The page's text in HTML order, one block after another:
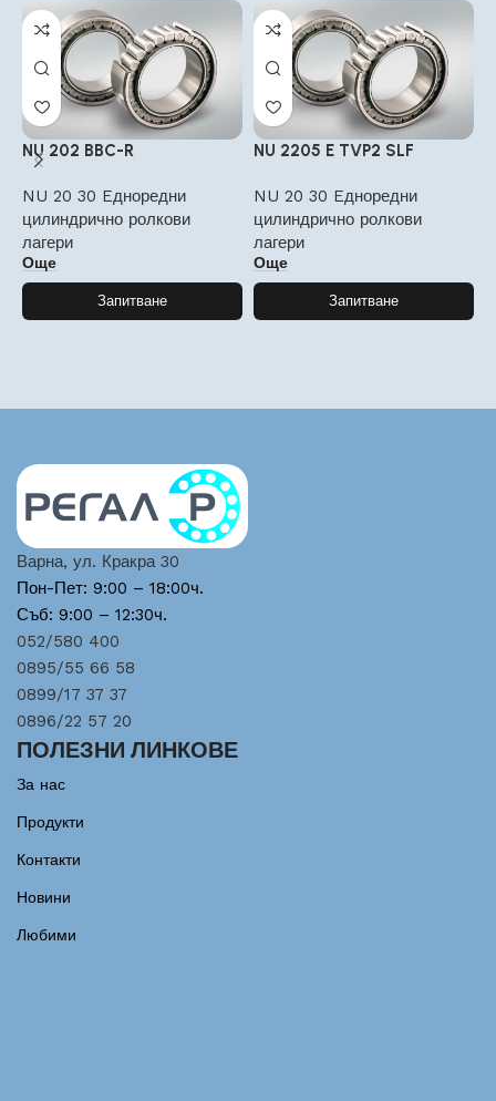
NU 202 BBC-R
NU 20 30 Eдноредни
цилиндрично ролкови
лагери
Още
Запитване
NU 2205 E TVP2 SLF
NU 20 30 Eдноредни
цилиндрично ролкови
лагери
Още
Запитване
Варна, ул. Кракра 30
Пон-Пет: 9:00 – 18:00ч.
Съб: 9:00 – 12:30ч.
052/580 400
0895/55 66 58
0899/17 37 37
0896/22 57 20
ПОЛЕЗНИ ЛИНКОВЕ
За нас
Продукти
Контакти
Новини
Любими